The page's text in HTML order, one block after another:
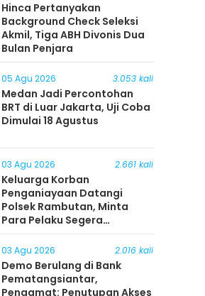
Hinca Pertanyakan
Background Check Seleksi
Akmil, Tiga ABH Divonis Dua
Bulan Penjara
05 Agu 2026 3.053 kali
Medan Jadi Percontohan
BRT di Luar Jakarta, Uji Coba
Dimulai 18 Agustus
03 Agu 2026 2.661 kali
Keluarga Korban
Penganiayaan Datangi
Polsek Rambutan, Minta
Para Pelaku Segera
Ditangkap
03 Agu 2026 2.016 kali
Demo Berulang di Bank
Pematangsiantar,
Pengamat: Penutupan Akses